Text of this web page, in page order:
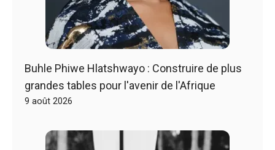
Buhle Phiwe Hlatshwayo : Construire de plus
grandes tables pour l'avenir de l'Afrique
9 août 2026